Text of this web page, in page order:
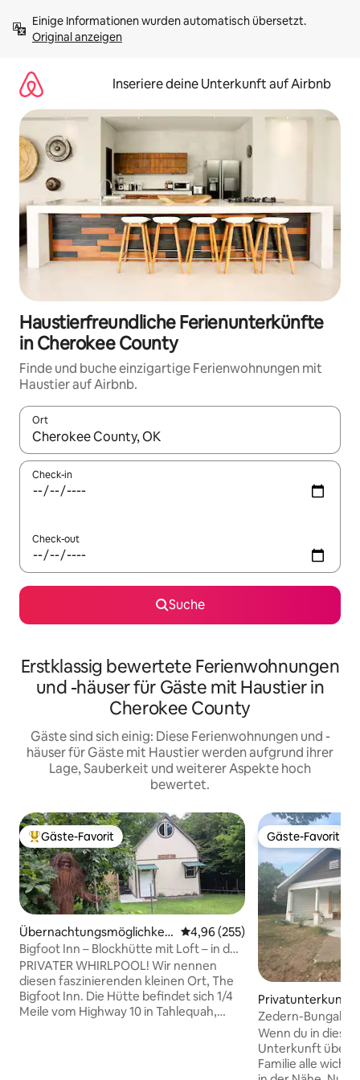
Inhalten
springenOriginal anzeigen
Inseriere deine Unterkunft auf Airbnb
Haustierfreundliche Ferienunterkünfte
in Cherokee County
Finde und buche einzigartige Ferienwohnungen mit
Haustier auf Airbnb.
Ort
Wenn Ergebnisse verfügbar sind, navigiere mit den
Check-in
Check-out
Suche
Erstklassig bewertete Ferienwohnungen
und -häuser für Gäste mit Haustier in
Cherokee County
Gäste sind sich einig: Diese Ferienwohnungen und -
häuser für Gäste mit Haustier werden aufgrund ihrer
Lage, Sauberkeit und weiterer Aspekte hoch
bewertet.
Beliebter Gäste-Favorit.
Gäste-Favorit
Übernachtungsmöglichkeit
in Tahlequah
Durchschnittliche Bewertung:
4,96 (255)
Bigfoot Inn – Blockhütte mit Loft – in der
Nähe des Illinois River
PRIVATER WHIRLPOOL! Wir nennen
diesen faszinierenden kleinen Ort, The
Bigfoot Inn. Die Hütte befindet sich 1/4
Meile vom Highway 10 in Tahlequah,
Gäste-Favorit
Gäste-Favorit
Privatunterkunft
ah
Zedern-
gemütlich 3
Wenn du in
Unterkunft
Familie alle